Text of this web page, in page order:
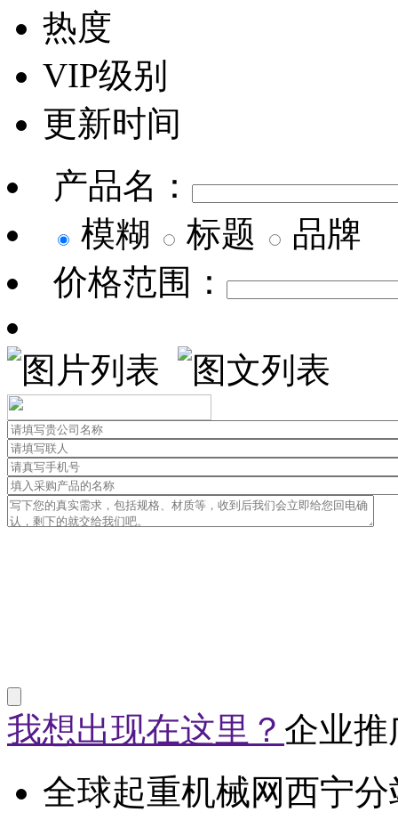
热度
VIP级别
更新时间
产品名：
模糊
标题
品牌
价格范围：
我想出现在这里？ 企业推
全球起重机械网西宁